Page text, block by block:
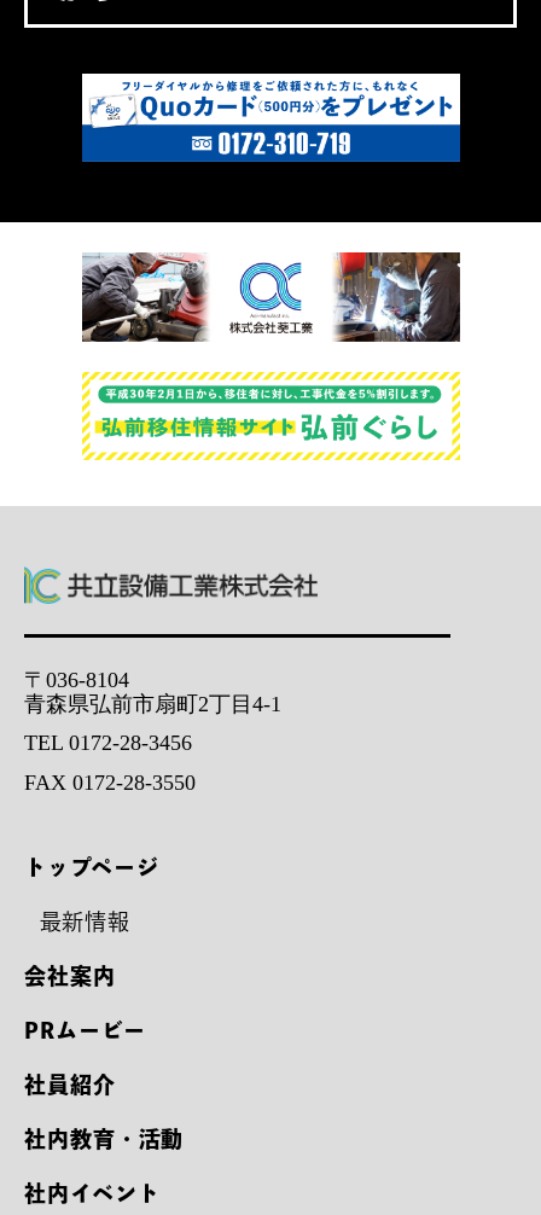
〒036-8104
青森県弘前市扇町2丁目4-1
TEL 0172-28-3456
FAX 0172-28-3550
トップページ
最新情報
会社案内
PRムービー
社員紹介
社内教育・活動
社内イベント